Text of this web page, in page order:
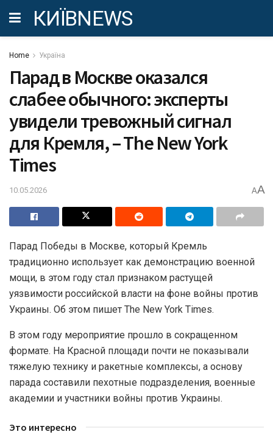
КИЇВNEWS
Home Україна
Парад в Москве оказался
слабее обычного: эксперты
увидели тревожный сигнал
для Кремля, – The New York
Times
10.05.2026 AA
Парад Победы в Москве, который Кремль
традиционно использует как демонстрацию военной
мощи, в этом году стал признаком растущей
уязвимости российской власти на фоне войны против
Украины. Об этом пишет The New York Times.
В этом году мероприятие прошло в сокращенном
формате. На Красной площади почти не показывали
тяжелую технику и ракетные комплексы, а основу
парада составили пехотные подразделения, военные
академии и участники войны против Украины.
Это интересно